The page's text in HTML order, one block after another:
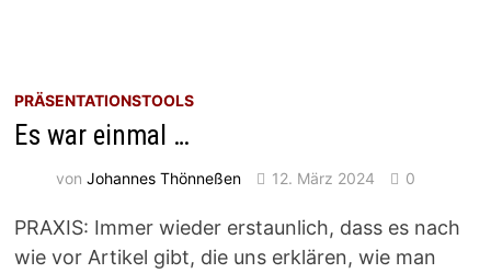
PRÄSENTATIONSTOOLS
Es war einmal …
vonJohannes Thönneßen 12. März 2024 0
PRAXIS: Immer wieder erstaunlich, dass es nach
wie vor Artikel gibt, die uns erklären, wie man